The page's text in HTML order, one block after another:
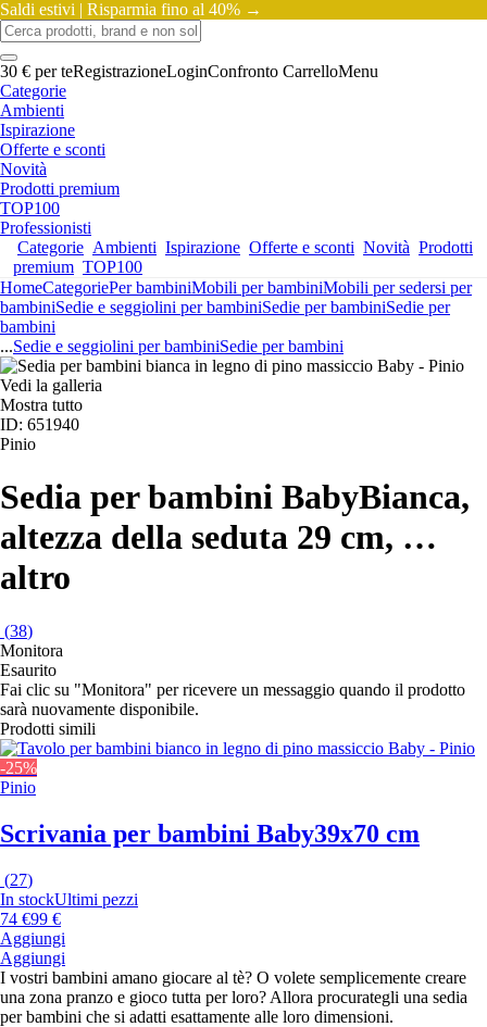
Saldi estivi | Risparmia fino al 40% →
30 € per teRegistrazioneLoginConfronto CarrelloMenu
Categorie
Ambienti
Ispirazione
Offerte e sconti
Novità
Prodotti premium
TOP100
Professionisti
Categorie Ambienti Ispirazione Offerte e sconti Novità Prodotti
premium TOP100
HomeCategoriePer bambiniMobili per bambiniMobili per sedersi per
bambiniSedie e seggiolini per bambiniSedie per bambiniSedie per
bambini
...Sedie e seggiolini per bambiniSedie per bambini
Vedi la galleria
Mostra tutto
ID: 651940
Pinio
Sedia per bambini BabyBianca,
altezza della seduta 29 cm, …
altro
(38)
Monitora
Esaurito
Fai clic su "Monitora" per ricevere un messaggio quando il prodotto
sarà nuovamente disponibile.
Prodotti simili
-25%
Pinio
Scrivania per bambini Baby39x70 cm
(27)
In stockUltimi pezzi
74 €99 €
Aggiungi
Aggiungi
I vostri bambini amano giocare al tè? O volete semplicemente creare
una zona pranzo e gioco tutta per loro? Allora procurategli una sedia
per bambini che si adatti esattamente alle loro dimensioni.